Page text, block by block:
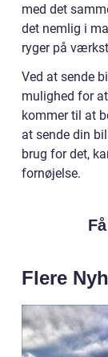
med det
det nemlig i
ryger på
Ved at sende
mulighed for
kommer til at
at sende din
brug for det,
fornøjelse.
Flere